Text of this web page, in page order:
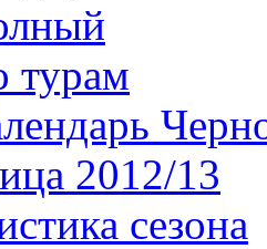
турам
2012/13
сезона